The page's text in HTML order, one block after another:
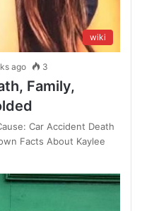
wiki
ago 3
Family,
Car Accident Death
Facts About Kaylee